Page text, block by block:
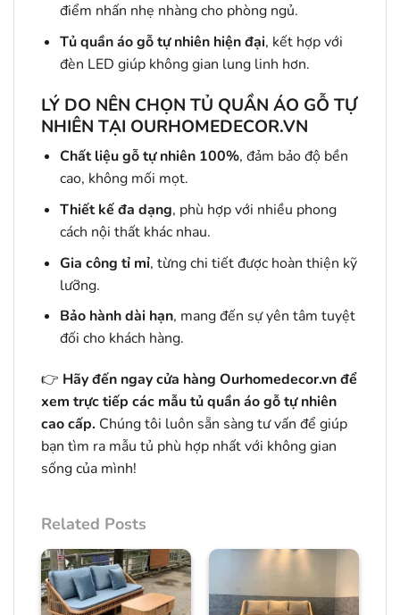
điểm nhấn nhẹ nhàng cho phòng ngủ.
Tủ quần áo gỗ tự nhiên hiện đại, kết hợp với
đèn LED giúp không gian lung linh hơn.
LÝ DO NÊN CHỌN TỦ QUẦN ÁO GỖ TỰ
NHIÊN TẠI OURHOMEDECOR.VN
Chất liệu gỗ tự nhiên 100%, đảm bảo độ bền
cao, không mối mọt.
Thiết kế đa dạng, phù hợp với nhiều phong
cách nội thất khác nhau.
Gia công tỉ mỉ, từng chi tiết được hoàn thiện kỹ
lưỡng.
Bảo hành dài hạn, mang đến sự yên tâm tuyệt
đối cho khách hàng.
👉 Hãy đến ngay cửa hàng Ourhomedecor.vn để
xem trực tiếp các mẫu tủ quần áo gỗ tự nhiên
cao cấp. Chúng tôi luôn sẵn sàng tư vấn để giúp
bạn tìm ra mẫu tủ phù hợp nhất với không gian
sống của mình!
Related Posts